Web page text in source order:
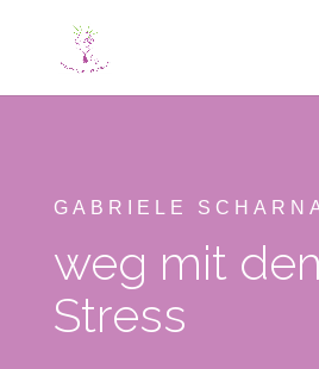
GABRIELE
weg mit
Stress